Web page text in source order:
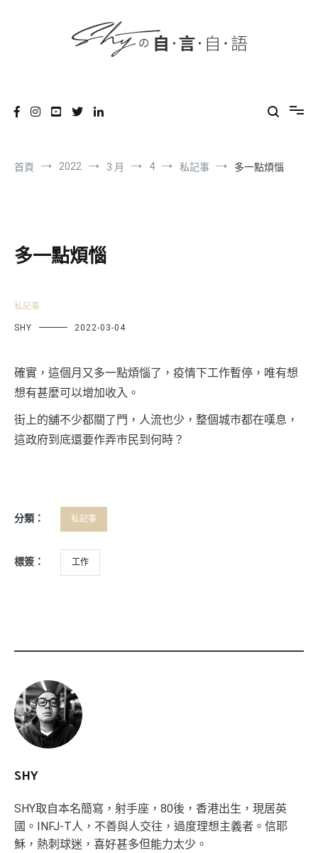
首頁 2022 3 月 4 私記事 多一點煩惱
多一點煩惱
私記事
SHY 2022-03-04
確實，這個月又多一點煩惱了，疫情下工作暫停，唯有想
想有甚麼可以增加收入。
街上的舖不少都關了門，人流也少，整個城巿都在嘆息，
這政府到底還要作弄巿民到何時？
分類： 私記事
標簽： 工作
SHY
SHY取自本名簡寫，射手座，80後，香港出生，現居英
國。INFJ-T人，不善與人交往，過度理想主義者。信耶
穌，熱刺球迷，喜好甚多但能力太少。